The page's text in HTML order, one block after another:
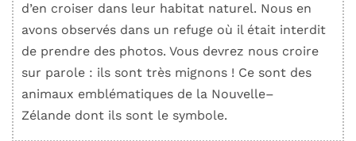
d’en croiser dans leur habitat naturel. Nous en
avons observés dans un refuge où il était interdit
de prendre des photos. Vous devrez nous croire
sur parole : ils sont très mignons ! Ce sont des
animaux emblématiques de la Nouvelle–
Zélande dont ils sont le symbole.